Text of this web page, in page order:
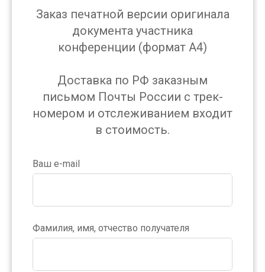
Заказ печатной версии оригинала
документа участника
конференции (формат А4)
Доставка по РФ заказным
письмом Почты России с трек-
номером и отслеживанием входит
в стоимость.
Ваш e-mail
Фамилия, имя, отчество получателя